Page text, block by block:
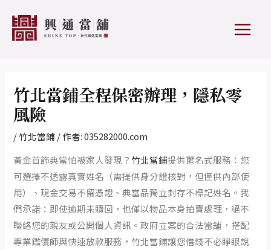
竹北當鋪全程保密辦理，隱私零
風險
/竹北當鋪/ 作者:035282000.com
黃金首飾典當怕被家人發現？ 竹北當鋪提供匿名式服務：您
可選擇不透露真實姓名（需提供身分證核對，但僅供內部使
用）、現金交易不留憑證、典當品獨立封存不標記姓名。我
們承諾：即使逾期未贖回，也僅以物品本身拍賣處理，絕不
聯絡您的親友或公開個人資訊。政府立案的合法當舖，搭配
專業鑑價師與快速放款服務，竹北當鋪讓您借錢不必睜眼說
navigation